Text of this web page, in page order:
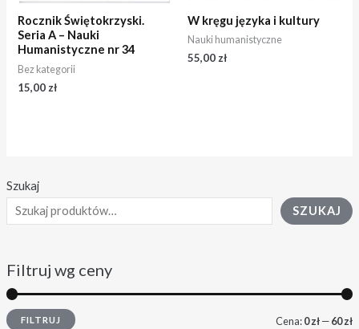
Szukaj
SZUKAJ
Filtruj wg ceny
FILTRUJ Cena:0 zł—60 zł
Rocznik Świętokrzyski.
Seria A – Nauki
Humanistyczne nr 34
Bez kategorii
15,00 zł
W kręgu języka i kultury
Nauki humanistyczne
55,00 zł